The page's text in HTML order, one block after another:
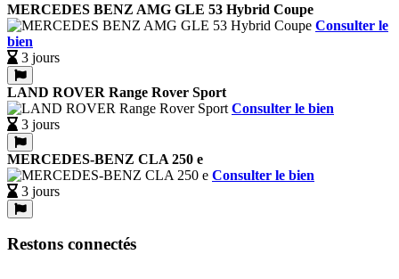
MERCEDES BENZ AMG GLE 53 Hybrid Coupe
Consulter le
bien
3 jours
LAND ROVER Range Rover Sport
Consulter le bien
3 jours
MERCEDES-BENZ CLA 250 e
Consulter le bien
3 jours
Restons connectés